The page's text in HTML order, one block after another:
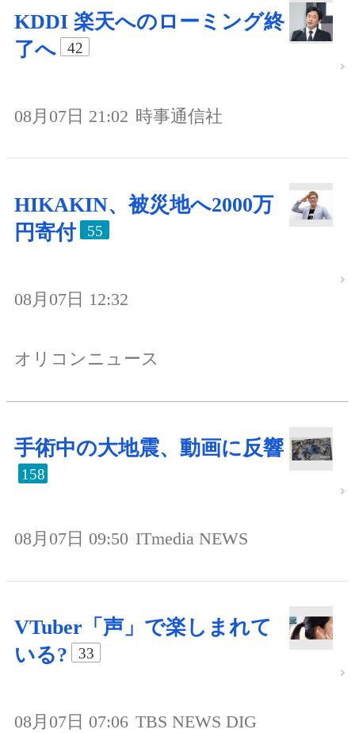
KDDI 楽天へのローミング終
了へ
42
08月07日 21:02 時事通信社
HIKAKIN、被災地へ2000万
円寄付
55
08月07日 12:32
オリコンニュース
手術中の大地震、動画に反響
158
08月07日 09:50 ITmedia NEWS
VTuber「声」で楽しまれて
いる?
33
08月07日 07:06 TBS NEWS DIG